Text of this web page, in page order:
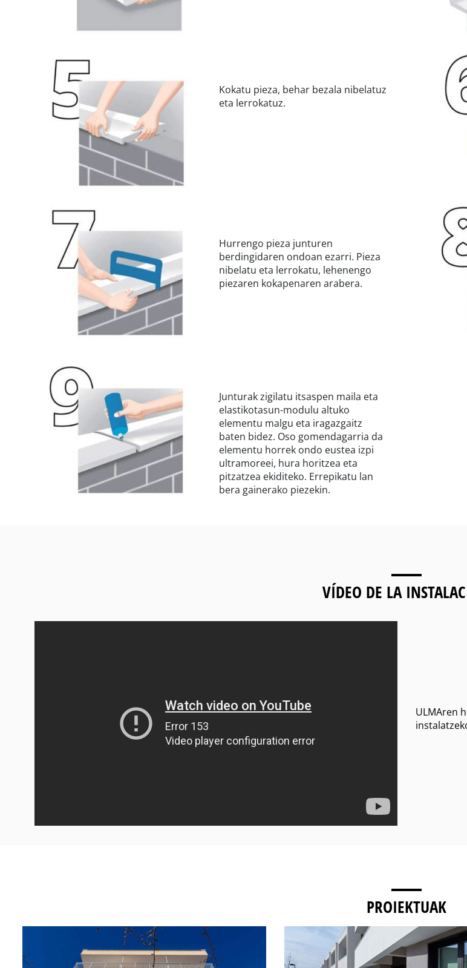
Kokatu pieza, behar bezala nibelatuz
eta lerrokatuz.
Hurrengo pieza junturen
berdingidaren ondoan ezarri. Pieza
nibelatu eta lerrokatu, lehenengo
piezaren kokapenaren arabera.
Junturak zigilatu itsaspen maila eta
elastikotasun-modulu altuko
elementu malgu eta iragazgaitz
baten bidez. Oso gomendagarria da
elementu horrek ondo eustea izpi
ultramoreei, hura horitzea eta
pitzatzea ekiditeko. Errepikatu lan
bera gainerako piezekin.
VÍDEO DE LA
ULMAren
PROIEKTUAK